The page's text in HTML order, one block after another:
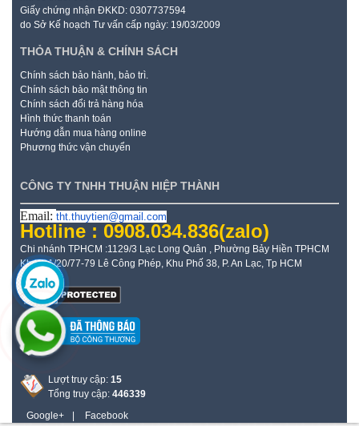
Giấy chứng nhận ĐKKD: 0307737594
do Sở Kế hoạch Tư vấn cấp ngày: 19/03/2009
THỎA THUẬN & CHÍNH SÁCH
Chính sách bảo hành, bảo trì.
Chính sách bảo mật thông tin
Chính sách đổi trả hàng hóa
Hình thức thanh toán
Hướng dẫn mua hàng online
Phương thức vận chuyển
CÔNG TY TNHH THUẬN HIỆP THÀNH
Email: tht.thuytien@gmail.com
Hotline : 0908.034.836(zalo)
Chi nhánh TPHCM :1129/3 Lạc Long Quân , Phường Bảy Hiền TPHCM
Kho: 21/20/77-79 Lê Công Phép, Khu Phố 38, P. An Lạc, Tp HCM
Lượt truy cập: 15
Tổng truy cập: 446339
Google+
Facebook